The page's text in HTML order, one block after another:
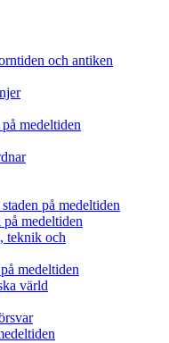
och antiken
medeltiden
på medeltiden
medeltiden
teknik och
medeltiden
värld